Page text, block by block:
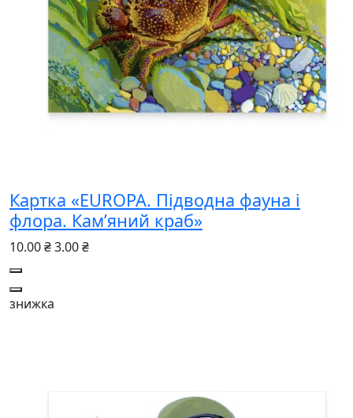
Картка «EUROPA. Підводна фауна і
флора. Кам’яний краб»
10.00 ₴3.00 ₴
знижка